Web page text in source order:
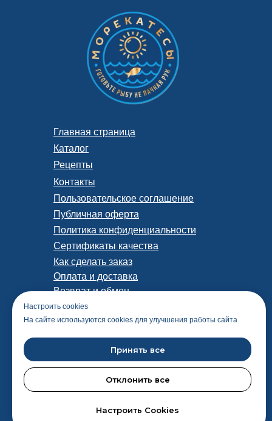
Настроить cookies
На сайте используются cookies для улучшения работы сайта
Принять все
Отклонить все
Настроить Cookies
Оплата и доставка
Возврат и обмен
Как сделать заказ
Наши партнеры
Пользовательское соглашение
Публичная оферта
Политика конфиденциальности
Сертификаты качества
Главная страница
Каталог
Рецепты
Контакты